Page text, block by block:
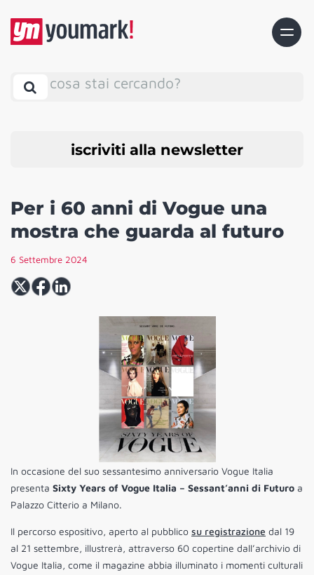
cosa stai cercando?
iscriviti alla newsletter
Per i 60 anni di Vogue una
mostra che guarda al futuro
6 Settembre 2024
In occasione del suo sessantesimo anniversario Vogue Italia
presenta Sixty Years of Vogue Italia – Sessant’anni di Futuro a
Palazzo Citterio a Milano.
Il percorso espositivo, aperto al pubblico su registrazione dal 19
al 21 settembre, illustrerà, attraverso 60 copertine dall’archivio di
Vogue Italia, come il magazine abbia illuminato i momenti culturali